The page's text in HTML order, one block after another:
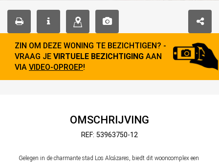
ZIN OM DEZE WONING TE BEZICHTIGEN? -
VRAAG JE VIRTUELE BEZICHTIGING AAN
VIA VIDEO-OPROEP!
OMSCHRIJVING
REF: 53963750-12
Gelegen in de charmante stad Los Alcázares, biedt dit wooncomplex een